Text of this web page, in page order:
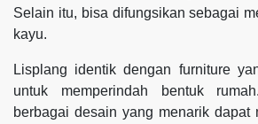
Selain itu, bisa difungsikan sebagai
kayu.
Lisplang identik dengan furniture
untuk memperindah bentuk
berbagai desain yang menarik dapat